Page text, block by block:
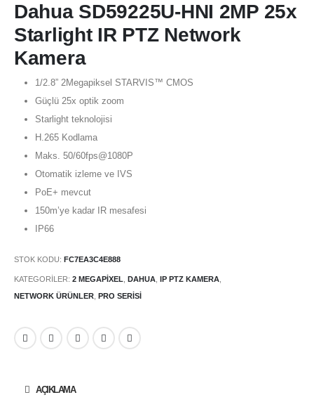
Dahua SD59225U-HNI 2MP 25x
Starlight IR PTZ Network
Kamera
1/2.8” 2Megapiksel STARVIS™ CMOS
Güçlü 25x optik zoom
Starlight teknolojisi
H.265 Kodlama
Maks. 50/60fps@1080P
Otomatik izleme ve IVS
PoE+ mevcut
150m’ye kadar IR mesafesi
IP66
STOK KODU: FC7EA3C4E888
KATEGORILER: 2 MEGAPIXEL DAHUA IP PTZ KAMERA
NETWORK ÜRÜNLER PRO SERISI
AÇIKLAMA